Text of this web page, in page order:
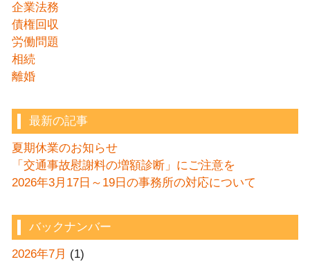
企業法務
債権回収
労働問題
相続
離婚
最新の記事
夏期休業のお知らせ
「交通事故慰謝料の増額診断」にご注意を
2026年3月17日～19日の事務所の対応について
バックナンバー
2026年7月 (1)